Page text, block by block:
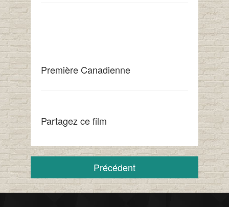
Première Canadienne
Partagez ce film
Précédent